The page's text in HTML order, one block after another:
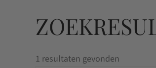
1 resultaten gevonden